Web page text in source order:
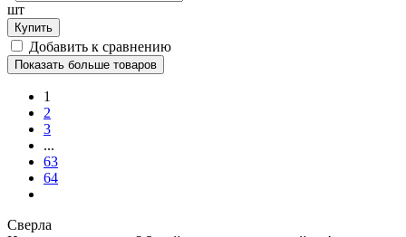
шт
Купить
Добавить к сравнению
Показать больше товаров
1
2
3
...
63
64
Сверла